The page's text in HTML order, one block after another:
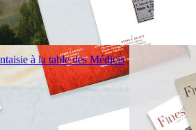
à la table des Médicis